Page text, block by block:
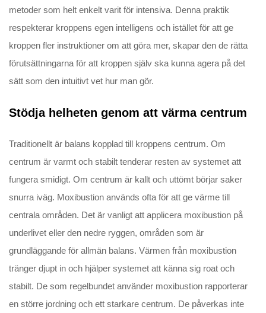
metoder som helt enkelt varit för intensiva. Denna praktik
respekterar kroppens egen intelligens och istället för att ge
kroppen fler instruktioner om att göra mer, skapar den de rätta
förutsättningarna för att kroppen själv ska kunna agera på det
sätt som den intuitivt vet hur man gör.
Stödja helheten genom att värma centrum
Traditionellt är balans kopplad till kroppens centrum. Om
centrum är varmt och stabilt tenderar resten av systemet att
fungera smidigt. Om centrum är kallt och uttömt börjar saker
snurra iväg. Moxibustion används ofta för att ge värme till
centrala områden. Det är vanligt att applicera moxibustion på
underlivet eller den nedre ryggen, områden som är
grundläggande för allmän balans. Värmen från moxibustion
tränger djupt in och hjälper systemet att känna sig roat och
stabilt. De som regelbundet använder moxibustion rapporterar
en större jordning och ett starkare centrum. De påverkas inte